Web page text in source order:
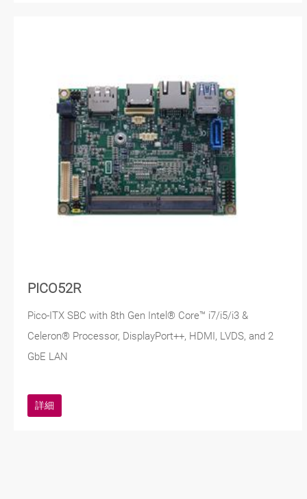
PICO52R
Pico-ITX SBC with 8th Gen Intel® Core™ i7/i5/i3 &
Celeron® Processor, DisplayPort++, HDMI, LVDS, and 2
GbE LAN
詳細